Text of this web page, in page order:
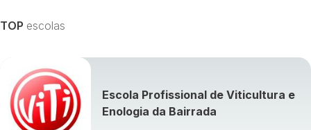
Visualizar todos os cursos »
TOP escolas
Escola Profissional de Viticultura e
Enologia da Bairrada